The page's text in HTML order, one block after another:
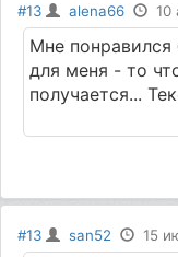
#13 alena66 10
Мне понравился
для меня - то
получается...
#13 san52 15